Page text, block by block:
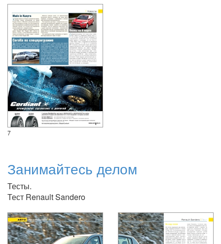
7
Занимайтесь делом
Тесты.
Тест Renault Sandero